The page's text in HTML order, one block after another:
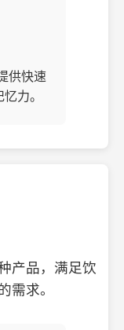
供快速
力。
产品，满足饮
需求。